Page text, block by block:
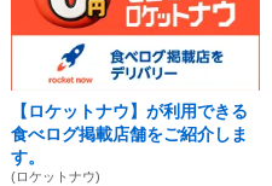
【ロケットナウ】が利用できる
食べログ掲載店舗をご紹介しま
す。
(ロケットナウ)